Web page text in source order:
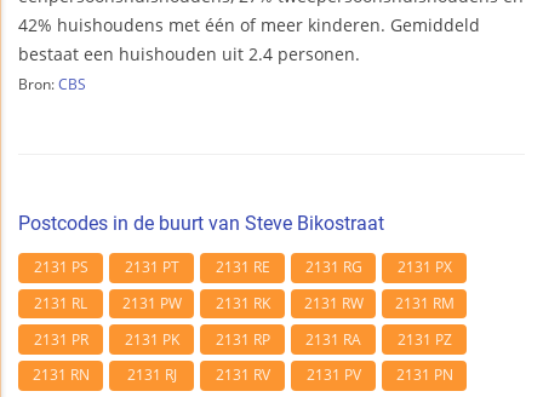
42% huishoudens met één of meer kinderen. Gemiddeld
bestaat een huishouden uit 2.4 personen.
Bron: CBS
Postcodes in de buurt van Steve Bikostraat
2131 PS 2131 PT 2131 RE 2131 RG
2131 PX
2131 RL
2131 PW 2131 RK 2131 RW
2131 RM
2131 PR
2131 PK 2131 RP 2131 RA
2131 PZ
2131 RN
2131 RJ 2131 RV 2131 PV 2131 PN